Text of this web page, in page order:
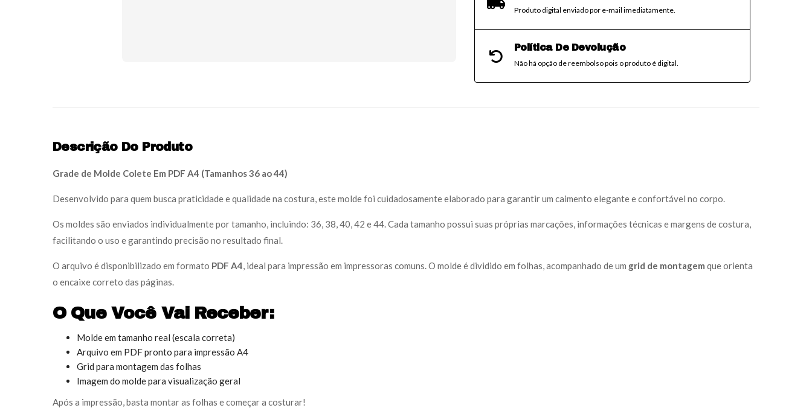
Produto digital enviado por e-mail imediatamente.
Política De Devolução
Não há opção de reembolso pois o produto é digital.
Descrição Do Produto
Grade de Molde Colete Em PDF A4 (Tamanhos 36 ao 44)
Desenvolvido para quem busca praticidade e qualidade na costura, este molde foi cuidadosamente elaborado para garantir um caimento elegante e confortável no corpo.
Os moldes são enviados individualmente por tamanho, incluindo: 36, 38, 40, 42 e 44. Cada tamanho possui suas próprias marcações, informações técnicas e margens de costura,
facilitando o uso e garantindo precisão no resultado final.
O arquivo é disponibilizado em formato PDF A4, ideal para impressão em impressoras comuns. O molde é dividido em folhas, acompanhado de um grid de montagem que orienta
o encaixe correto das páginas.
O Que Você Vai Receber:
Molde em tamanho real (escala correta)
Arquivo em PDF pronto para impressão A4
Grid para montagem das folhas
Imagem do molde para visualização geral
Após a impressão, basta montar as folhas e começar a costurar!